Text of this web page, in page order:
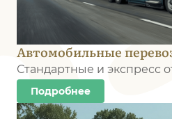
Автомобильные
Стандартные и экспресс
Подробнее